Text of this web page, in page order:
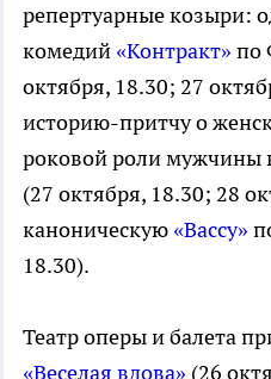
репертуарные козыри:
комедий «Контракт» по
октября, 18.30; 27
историю-притчу о
роковой роли мужчины
(27 октября, 18.30; 28
каноническую «Вассу»
18.30).
Театр оперы и балета
«Веселая вдова» (26